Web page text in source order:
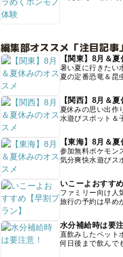
編集部オススメ「注目記事」
【関東】8月＆
暑い夏に行きたい
夏の定番恐竜＆昆
【関西】8月＆
夏休みの思い出作
水遊びスポット＆
【東海】8月＆
参加無料ポケモン
気分爽快水遊びス
いこーよおすす
ファミリー向け人
旅行の予約は早め
水分補給時は要
直飲みしたペット
何日後まで飲んで